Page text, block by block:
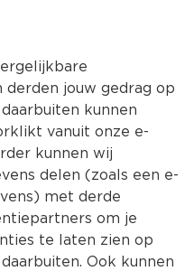
Kies jouw
derden jouw gedrag op
kunnen
vanuit onze e-
kunnen wij
delen (zoals een e-
met derde
om je
te laten zien op
Ook kunnen